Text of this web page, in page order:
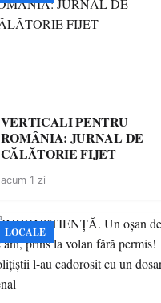
VERTICALI PENTRU
ROMÂNIA: JURNAL DE
CĂLĂTORIE FIJET
acum 1 zi
LOCALE